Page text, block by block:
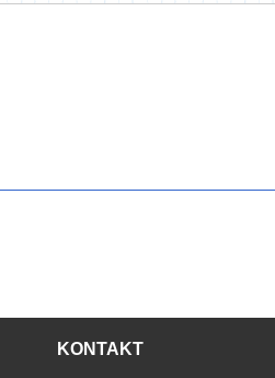
KONTAKT